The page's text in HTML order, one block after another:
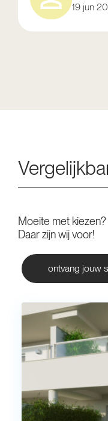
19 jun
Moeite met kiezen?
Daar zijn wij voor!
ontvang jouw